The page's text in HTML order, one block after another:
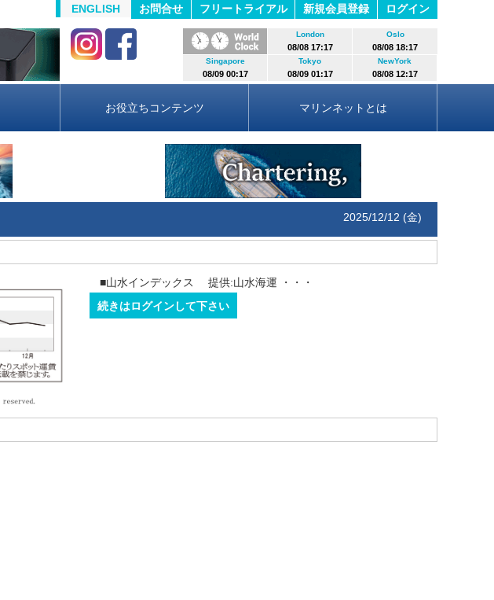
ログイン
新規会員登録
フリートライアル
お問合せ
ENGLISH
Oslo
08/08 18:17
London
08/08 17:17
NewYork
08/08 12:17
Tokyo
08/09 01:17
Singapore
08/09 00:17
お役立ちコンテンツ マリンネットとは
2025/12/12 (金)
■山水インデックス 提供:山水海運
・・・
続きはログインして下さい